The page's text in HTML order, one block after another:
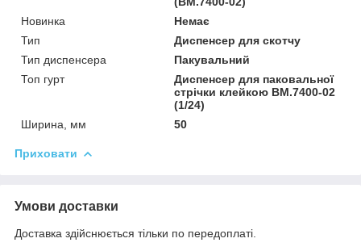
Новинка
Немає
Тип
Диспенсер для скотчу
Тип диспенсера
Пакувальний
Топ гурт
Диспенсер для паковальної
стрічки клейкою BM.7400-02
(1/24)
Ширина, мм
50
Приховати
Умови доставки
Доставка здійснюється тільки по передоплаті.